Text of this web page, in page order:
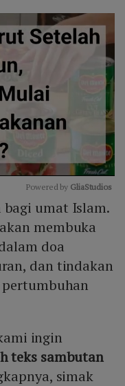
Mute
Powered by GliaStudios
umat Islam.
membuka
doa
dan tindakan
ingin
teks sambutan
simak